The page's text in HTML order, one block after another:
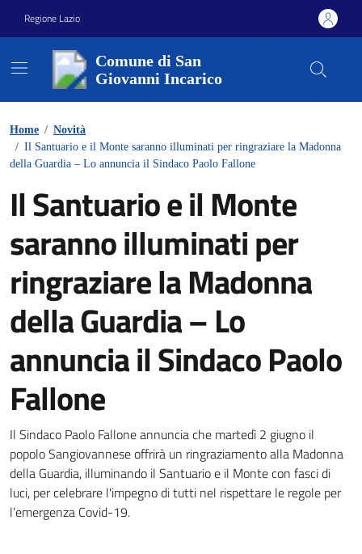
Regione Lazio
Comune di San
Giovanni Incarico
Home / Novità
/ Il Santuario e il Monte saranno illuminati per ringraziare la Madonna
della Guardia – Lo annuncia il Sindaco Paolo Fallone
Il Santuario e il Monte
saranno illuminati per
ringraziare la Madonna
della Guardia – Lo
annuncia il Sindaco Paolo
Fallone
Dettagli della notizia
Il Sindaco Paolo Fallone annuncia che martedì 2 giugno il
popolo Sangiovannese offrirà un ringraziamento alla Madonna
della Guardia, illuminando il Santuario e il Monte con fasci di
luci, per celebrare l'impegno di tutti nel rispettare le regole per
l’emergenza Covid-19.